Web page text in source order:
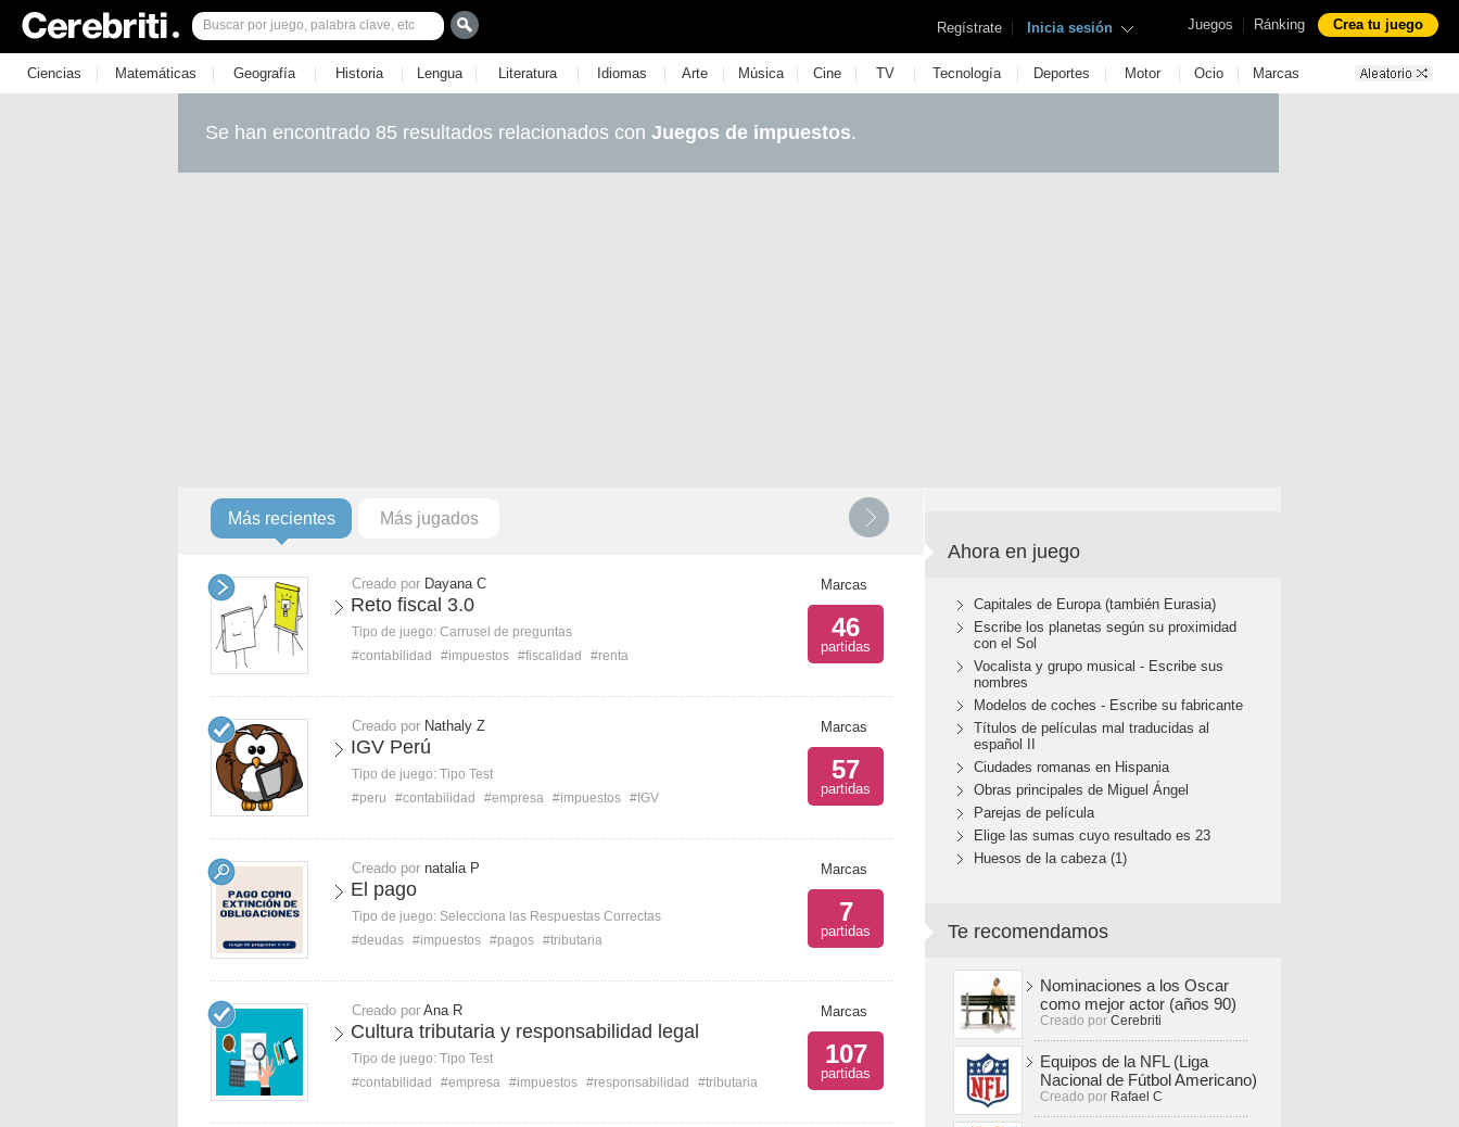
Juegos | Ránking Crea tu juego
Regístrate | Inicia sesión
Ciencias | Matemáticas | Geografía | Historia | Lengua | Literatura | Idiomas | Arte | Música | Cine | TV | Tecnología | Deportes | Motor | Ocio | Marcas
Se han encontrado 85 resultados relacionados con Juegos de impuestos.
Más recientes Más jugados
Creado por Dayana C
Reto fiscal 3.0
Tipo de juego: Carrusel de preguntas
#contabilidad
#impuestos #fiscalidad #renta
Marcas
46
partidas
Creado por Nathaly Z
IGV Perú
Tipo de juego: Tipo Test
#peru
#contabilidad #empresa #impuestos #IGV
Marcas
57
partidas
Creado por natalia P
El pago
Tipo de juego: Selecciona las Respuestas Correctas
#deudas #impuestos #pagos #tributaria
Marcas
7
partidas
Creado por Ana R
Cultura tributaria y responsabilidad legal
Tipo de juego: Tipo Test
#contabilidad
#empresa #impuestos #responsabilidad #tributaria
Marcas
107
partidas
Ahora en juego
Capitales de Europa (también Eurasia)
Escribe los planetas según su proximidad
con el Sol
Vocalista y grupo musical - Escribe sus
nombres
Modelos de coches - Escribe su fabricante
Títulos de películas mal traducidas al
español II
Ciudades romanas en Hispania
Obras principales de Miguel Ángel
Parejas de película
Elige las sumas cuyo resultado es 23
Huesos de la cabeza (1)
Te recomendamos
Nominaciones a los Oscar
como mejor actor (años 90)
Creado por Cerebriti
Equipos de la NFL (Liga
Nacional de Fútbol Americano)
Creado por Rafael C